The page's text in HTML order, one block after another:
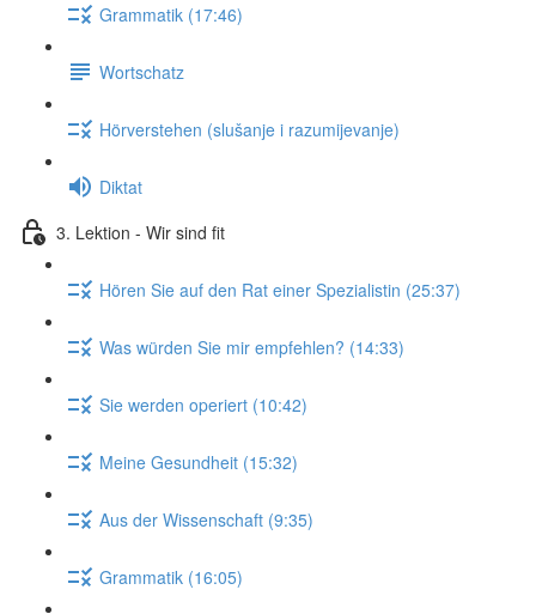
Grammatik (17:46)
Wortschatz
Hörverstehen (slušanje i razumijevanje)
Diktat
3. Lektion - Wir sind fit
Hören Sie auf den Rat einer Spezialistin (25:37)
Was würden Sie mir empfehlen? (14:33)
Sie werden operiert (10:42)
Meine Gesundheit (15:32)
Aus der Wissenschaft (9:35)
Grammatik (16:05)